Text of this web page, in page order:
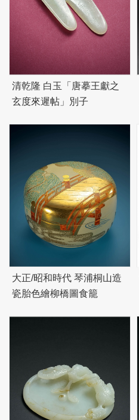
清乾隆 白玉「唐摹王獻之
玄度來遲帖」別子
大正/昭和時代 琴浦桐山造
瓷胎色繪柳橋圖食籠